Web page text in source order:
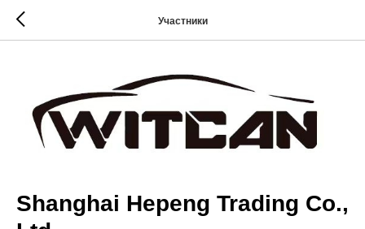
Участники
Shanghai Hepeng Trading Co.,